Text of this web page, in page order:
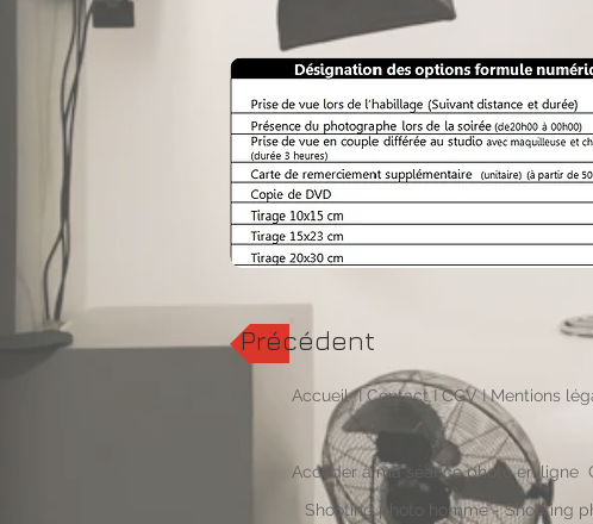
Précédent
AccueilIContactICGVIMentions
Accéder à ma séance photo en ligne
Shooting photo homme-Shooting